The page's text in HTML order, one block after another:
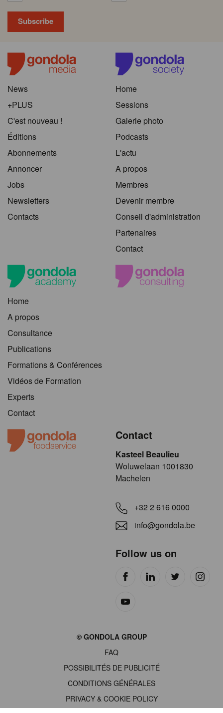
News
+PLUS
C'est nouveau !
Éditions
Abonnements
Annoncer
Jobs
Newsletters
Contacts
Home
Sessions
Galerie photo
Podcasts
L'actu
A propos
Membres
Devenir membre
Conseil d'administration
Partenaires
Contact
Home
A propos
Consultance
Publications
Formations & Conférences
Vidéos de Formation
Experts
Contact
Contact
Kasteel Beaulieu
​​​Woluwelaan 1001830
Machelen
+32 2 616 0000
info@gondola.be
Follow us on
© GONDOLA GROUP
FAQ
POSSIBILITÉS DE PUBLICITÉ
CONDITIONS GÉNÉRALES
PRIVACY & COOKIE POLICY